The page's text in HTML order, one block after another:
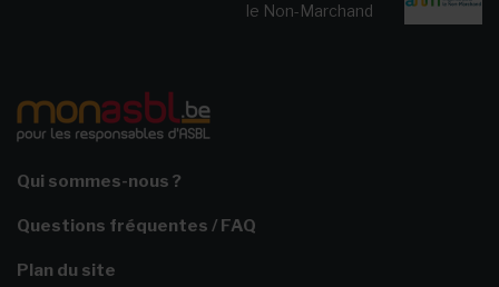
le Non-Marchand
Qui sommes-nous ?
Questions fréquentes / FAQ
Plan du site